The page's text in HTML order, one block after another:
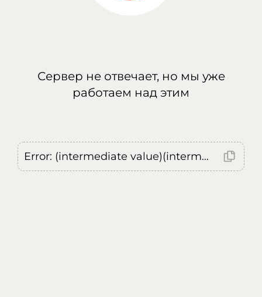
Сервер не отвечает, но мы уже
работаем над этим
Error: (intermediate value)(intermediate value)(intermediate value).replaceAll is not a function